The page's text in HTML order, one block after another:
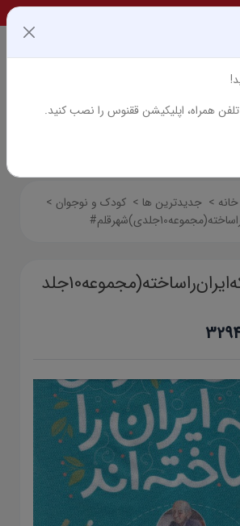
خانه > جدیدترین ها > کودک و نوجوان >
زنان‌ومردانی‌که‌ایران‌را‌ساخته‌(مجموعه‌10جلد
همراه، اپلیکیشن ققنوس را نصب کنید.